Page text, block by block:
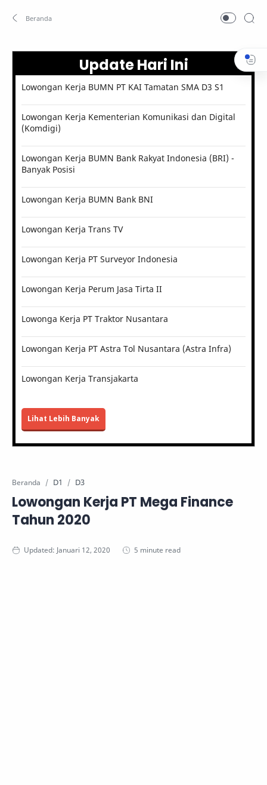
Update Hari Ini
Lowongan Kerja BUMN PT KAI Tamatan SMA D3 S1
Lowongan Kerja Kementerian Komunikasi dan Digital
(Komdigi)
Lowongan Kerja BUMN Bank Rakyat Indonesia (BRI) -
Banyak Posisi
Lowongan Kerja BUMN Bank BNI
Lowongan Kerja Trans TV
Lowongan Kerja PT Surveyor Indonesia
Lowongan Kerja Perum Jasa Tirta II
Lowonga Kerja PT Traktor Nusantara
Lowongan Kerja PT Astra Tol Nusantara (Astra Infra)
Lowongan Kerja Transjakarta
Lihat Lebih Banyak
Beranda D1 D3
Lowongan Kerja PT Mega Finance
Tahun 2020
5 minute read